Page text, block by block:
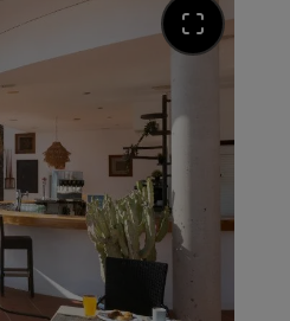
партию на нашем
вызов семье или